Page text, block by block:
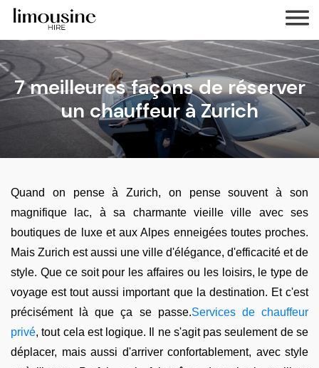
7 meilleures façons de réserver
un chauffeur à Zurich
Quand on pense à Zurich, on pense souvent à son
magnifique lac, à sa charmante vieille ville avec ses
boutiques de luxe et aux Alpes enneigées toutes proches.
Mais Zurich est aussi une ville d'élégance, d'efficacité et de
style. Que ce soit pour les affaires ou les loisirs, le type de
voyage est tout aussi important que la destination. Et c'est
précisément là que ça se passe.Services de chauffeur
privé, tout cela est logique. Il ne s'agit pas seulement de se
déplacer, mais aussi d'arriver confortablement, avec style